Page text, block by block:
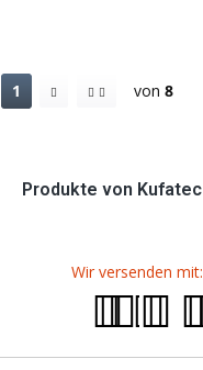
1 von 8
Produkte von Kufatec
Wir versenden mit: